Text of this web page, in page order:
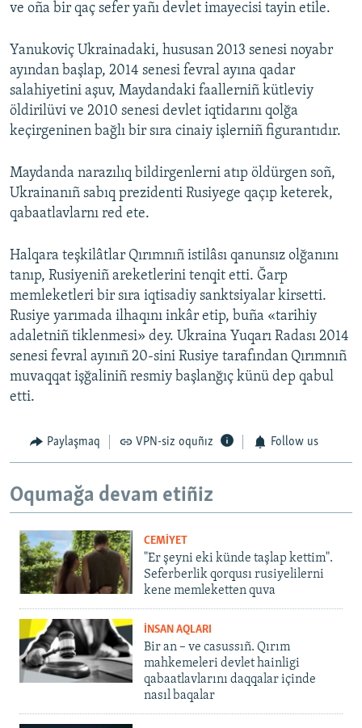
ve oña bir qaç sefer yañı devlet imayecisi tayin etile.
Yanukoviç Ukrainadaki, hususan 2013 senesi noyabr
ayından başlap, 2014 senesi fevral ayına qadar
salahiyetini aşuv, Maydandaki faallerniñ kütleviy
öldirilüvi ve 2010 senesi devlet iqtidarını qolğa
keçirgeninen bağlı bir sıra cinaiy işlerniñ figurantıdır.
Maydanda narazılıq bildirgenlerni atıp öldürgen soñ,
Ukrainanıñ sabıq prezidenti Rusiyege qaçıp keterek,
qabaatlavlarnı red ete.
Halqara teşkilâtlar Qırımnıñ istilâsı qanunsız olğanını
tanıp, Rusiyeniñ areketlerini tenqit etti. Ğarp
memleketleri bir sıra iqtisadiy sanktsiyalar kirsetti.
Rusiye yarımada ilhaqını inkâr etip, buña «tarihiy
adaletniñ tiklenmesi» dey. Ukraina Yuqarı Radası 2014
senesi fevral ayınıñ 20-sini Rusiye tarafından Qırımnıñ
muvaqqat işğaliniñ resmiy başlanğıç künü dep qabul
etti.
Paylaşmaq VPN-siz oquñız Follow us
Oqumağa devam etiñiz
CEMİYET
"Er şeyni eki künde taşlap kettim".
Seferberlik qorqusı rusiyelilerni
kene memleketten quva
İNSAN AQLARI
Bir an – ve casussıñ. Qırım
mahkemeleri devlet hainligi
qabaatlavlarını daqqalar içinde
nasıl baqalar